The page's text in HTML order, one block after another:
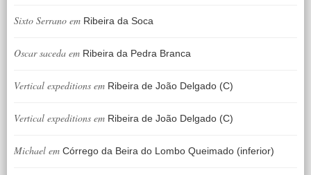
Sixto Serrano em Ribeira da Soca
Oscar saceda em Ribeira da Pedra Branca
Vertical expeditions em Ribeira de João Delgado (C)
Vertical expeditions em Ribeira de João Delgado (C)
Michael em Córrego da Beira do Lombo Queimado (inferior)